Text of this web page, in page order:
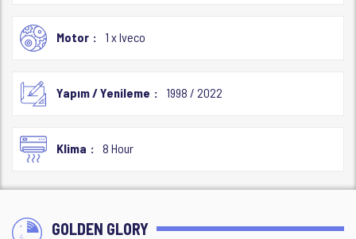
Motor 1 x Iveco
Yapım / Yenileme 1998 / 2022
Klima 8 Hour
GOLDEN GLORY